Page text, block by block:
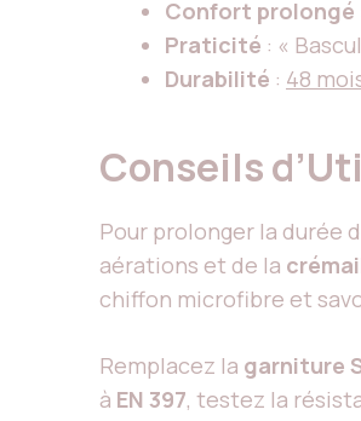
Confort prolongé
Praticité : «
Durabilité : 48
Conseils
Pour prolonger la durée
aérations et de la
chiffon microfibre et
Remplacez la garniture
à EN 397, testez la